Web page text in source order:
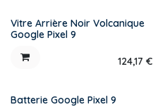
Vitre Arrière Noir Volcanique
Google Pixel 9
124,17 €
Batterie Google Pixel 9